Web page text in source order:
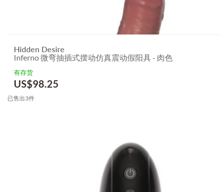
Hidden Desire
Inferno 微弯抽插式摆动仿真震动假阳具 - 肉色
有存货
US$98.25
已售出3件